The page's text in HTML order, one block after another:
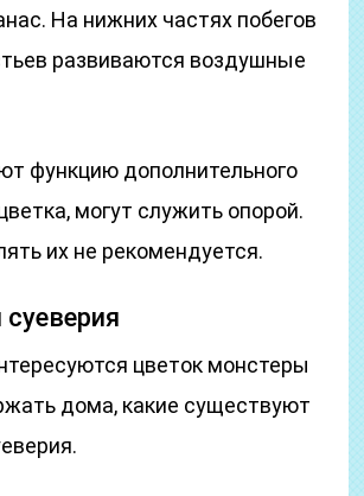
На нижних частях побегов
развиваются воздушные
функцию дополнительного
могут служить опорой.
их не рекомендуется.
цветок монстеры
дома, какие существуют